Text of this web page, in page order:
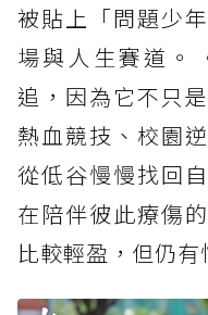
被貼上「問題少
場與人生賽道。
追，因為它不只
熱血競技、校園
從低谷慢慢找回
在陪伴彼此療傷
比較輕盈，但仍有